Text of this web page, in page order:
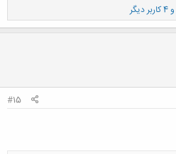
و 4 کاربر دیگر
#15